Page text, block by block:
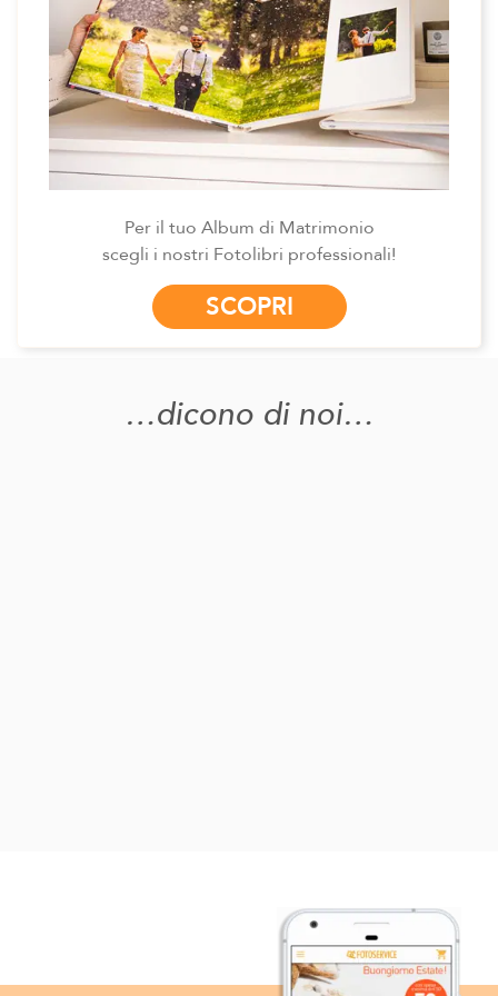
Per il tuo Album di Matrimonio
scegli i nostri Fotolibri professionali!
SCOPRI
dicono di noi